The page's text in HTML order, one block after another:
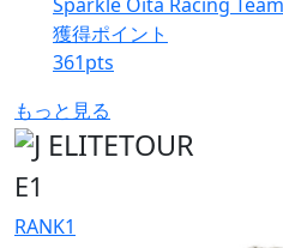
獲得ポイント
361pts
もっと見る
E1
RANK1